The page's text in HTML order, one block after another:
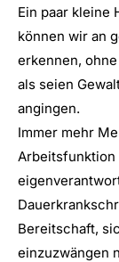
Ein paar kleine
können wir an
erkennen,
als seien
angingen.
Immer mehr
Bereitschaft,
einzuzwängen